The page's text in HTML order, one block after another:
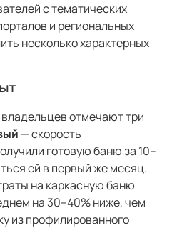
с тематических
и региональных
несколько характерных
отмечают три
— скорость
готовую баню за 10–
ей в первый же месяц.
на каркасную баню
на 30–40% ниже, чем
из профилированного